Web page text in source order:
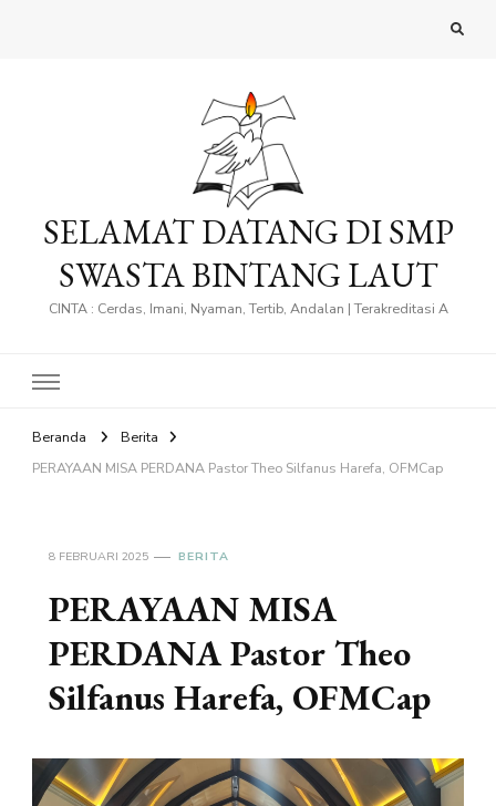
SELAMAT DATANG DI SMP
SWASTA BINTANG LAUT
CINTA : Cerdas, Imani, Nyaman, Tertib, Andalan | Terakreditasi A
Beranda
Berita
PERAYAAN MISA PERDANA Pastor Theo Silfanus Harefa, OFMCap
8 FEBRUARI 2025 BERITA
PERAYAAN MISA
PERDANA Pastor Theo
Silfanus Harefa, OFMCap